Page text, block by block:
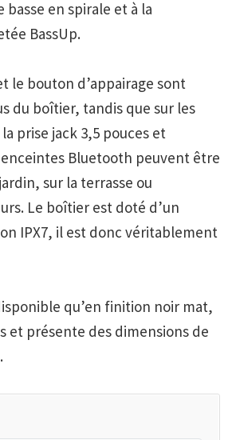
basse en spirale et à la
BassUp.
le bouton d’appairage sont
du boîtier, tandis que sur les
prise jack 3,5 pouces et
enceintes Bluetooth peuvent être
sur la terrasse ou
Le boîtier est doté d’un
IPX7, il est donc véritablement
qu’en finition noir mat,
et présente des dimensions de